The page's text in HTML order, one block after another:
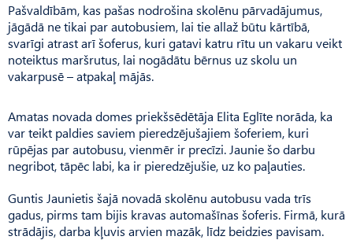
Pašvaldībām, kas pašas nodrošina skolēnu pārvadājumus,
jāgādā ne tikai par autobusiem, lai tie allaž būtu kārtībā,
svarīgi atrast arī šoferus, kuri gatavi katru rītu un vakaru veikt
noteiktus maršrutus, lai nogādātu bērnus uz skolu un
vakarpusē – atpakaļ mājās.
Amatas novada domes priekšsēdētāja Elita Eglīte norāda, ka
var teikt paldies saviem pieredzējušajiem šoferiem, kuri
rūpējas par autobusu, vienmēr ir precīzi. Jaunie šo darbu
negribot, tāpēc labi, ka ir pieredzējušie, uz ko paļauties.
Guntis Jaunietis šajā novadā skolēnu autobusu vada trīs
gadus, pirms tam bijis kravas automašīnas šoferis. Firmā, kurā
strādājis, darba kļuvis arvien mazāk, līdz beidzies pavisam.